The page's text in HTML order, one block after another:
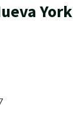
York